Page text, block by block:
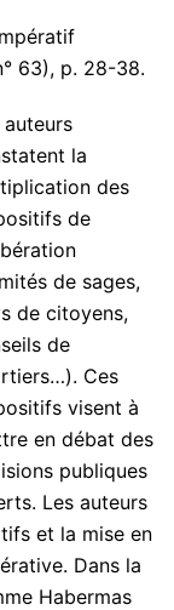
63), p. 28-38.
auteurs
la
des
de
de sages,
de citoyens,
de
Ces
visent à
en débat des
publiques
Les auteurs
et la mise en
Dans la
Habermas